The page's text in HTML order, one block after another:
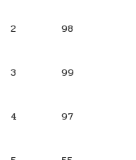
2 98
3 99
4 97